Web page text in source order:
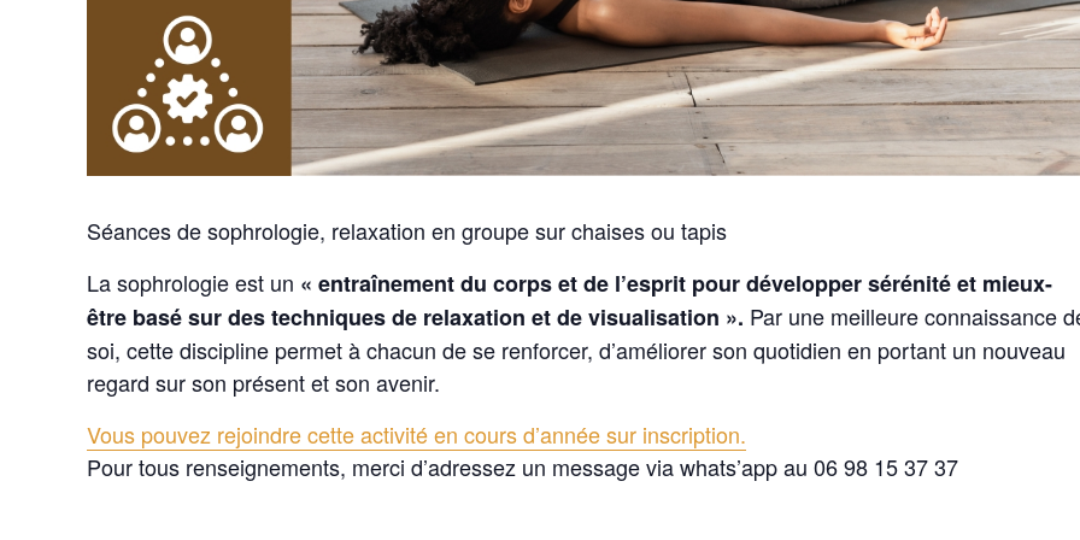
Séances de sophrologie, relaxation en groupe sur chaises ou tapis
La sophrologie est un « entraînement du corps et de l’esprit pour développer sérénité et mieux-
être basé sur des techniques de relaxation et de visualisation ». Par une meilleure connaissance
soi, cette discipline permet à chacun de se renforcer, d’améliorer son quotidien en portant un nouveau
regard sur son présent et son avenir.
Vous pouvez rejoindre cette activité en cours d’année sur inscription.
Pour tous renseignements, merci d’adressez un message via whats’app au 06 98 15 37 37